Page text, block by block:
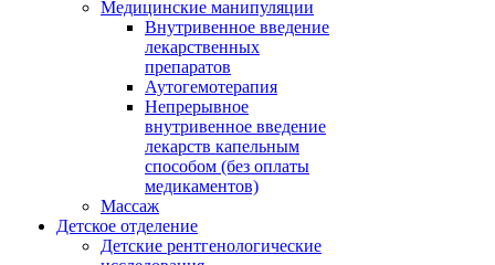
Медицинские манипуляции
Внутривенное введение
лекарственных
препаратов
Аутогемотерапия
Непрерывное
внутривенное введение
лекарств капельным
способом (без оплаты
медикаментов)
Массаж
Детское отделение
Детские рентгенологические